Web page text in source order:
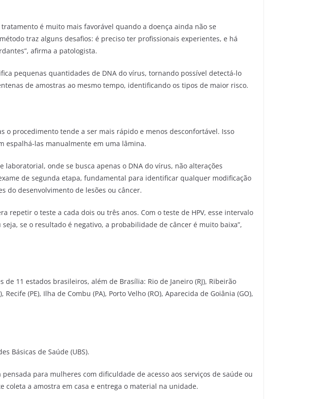
é muito mais favorável quando a doença ainda não se
traz alguns desafios: é preciso ter profissionais experientes, e há
afirma a patologista.
pequenas quantidades de DNA do vírus, tornando possível detectá-lo
de amostras ao mesmo tempo, identificando os tipos de maior risco.
o procedimento tende a ser mais rápido e menos desconfortável. Isso
espalhá-las manualmente em uma lâmina.
onde se busca apenas o DNA do vírus, não alterações
de segunda etapa, fundamental para identificar qualquer modificação
do desenvolvimento de lesões ou câncer.
repetir o teste a cada dois ou três anos. Com o teste de HPV, esse intervalo
seja, se o resultado é negativo, a probabilidade de câncer é muito baixa”,
11 estados brasileiros, além de Brasília: Rio de Janeiro (RJ), Ribeirão
Recife (PE), Ilha de Combu (PA), Porto Velho (RO), Aparecida de Goiânia (GO),
Básicas de Saúde (UBS).
para mulheres com dificuldade de acesso aos serviços de saúde ou
coleta a amostra em casa e entrega o material na unidade.